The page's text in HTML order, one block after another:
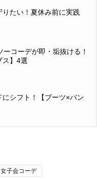
たい！夏休み前に実践
コーデが即・垢抜ける！
ス】4選
シフト！【ブーツ×パン
女子会コーデ